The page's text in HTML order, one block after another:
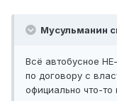
Мусульманин
Всё автобусное
по договору с
официально что-то